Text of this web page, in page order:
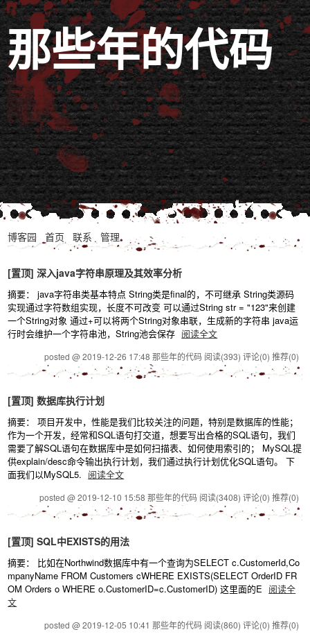
那些年的代码
博客园 首页 联系 管理
[置顶] 深入java字符串原理及其效率分析
摘要： java字符串类基本特点 String类是final的，不可继承 String类源码
实现通过字符数组实现，长度不可改变 可以通过String str = "123"来创建
一个String对象 通过+可以将两个String对象串联，生成新的字符串 java运
行时会维护一个字符串池，String池会保存 阅读全文
posted @ 2019-12-26 17:48 那些年的代码 阅读(393) 评论(0) 推荐(0)
[置顶] 数据库执行计划
摘要： 项目开发中，性能是我们比较关注的问题，特别是数据库的性能；
作为一个开发，经常和SQL语句打交道，想要写出合格的SQL语句，我们
需要了解SQL语句在数据库中是如何扫描表、如何使用索引的； MySQL提
供explain/desc命令输出执行计划，我们通过执行计划优化SQL语句。 下
面我们以MySQL5. 阅读全文
posted @ 2019-12-10 15:58 那些年的代码 阅读(3408) 评论(0) 推荐(0)
[置顶] SQL中EXISTS的用法
摘要： 比如在Northwind数据库中有一个查询为SELECT c.CustomerId,Co
mpanyName FROM Customers cWHERE EXISTS(SELECT OrderID FR
OM Orders o WHERE o.CustomerID=c.CustomerID) 这里面的E 阅读全
文
posted @ 2019-12-05 10:41 那些年的代码 阅读(860) 评论(0) 推荐(0)